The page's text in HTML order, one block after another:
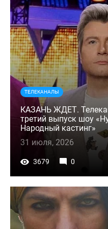
ТЕЛЕКАНАЛЫ
КАЗАНЬ ЖДЕТ.
третий выпуск шоу
Народный кастинг»
31 июля, 2026
3679 0